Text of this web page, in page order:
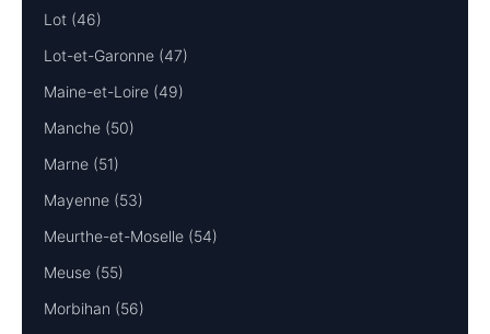
Lot (46)
Lot-et-Garonne (47)
Maine-et-Loire (49)
Manche (50)
Marne (51)
Mayenne (53)
Meurthe-et-Moselle (54)
Meuse (55)
Morbihan (56)